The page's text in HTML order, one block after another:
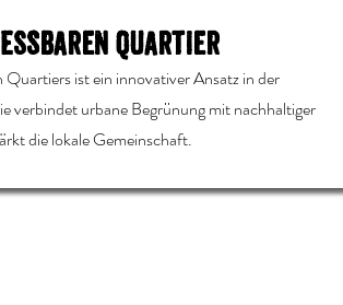
Quartier
ist ein innovativer Ansatz in der
verbindet urbane Begrünung mit nachhaltiger
die lokale Gemeinschaft.